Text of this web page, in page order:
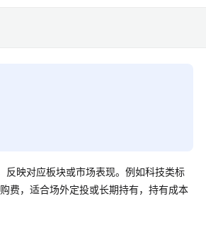
反映对应板块或市场表现。例如科技类标
费，适合场外定投或长期持有，持有成本